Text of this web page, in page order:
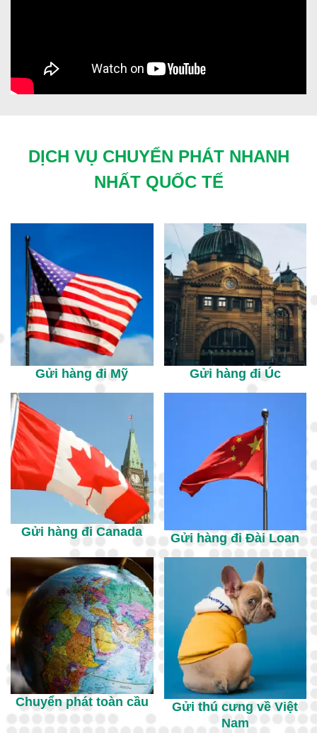
DỊCH VỤ CHUYỂN PHÁT NHANH
NHẤT QUỐC TẾ
Gửi hàng đi Mỹ Gửi hàng đi Úc
Gửi hàng đi Canada Gửi hàng đi Đài Loan
Chuyển phát toàn cầu
Gửi thú cưng về Việt
Nam